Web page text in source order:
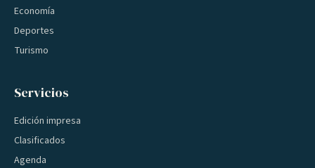
Economía
Deportes
Turismo
Servicios
Edición impresa
Clasificados
Agenda